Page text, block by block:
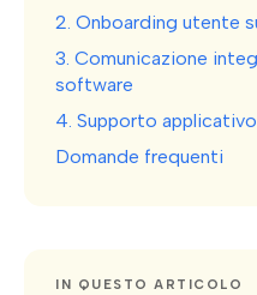
2. Onboarding utente
3. Comunicazione
software
4. Supporto
Domande frequenti
IN QUESTO ARTICOLO